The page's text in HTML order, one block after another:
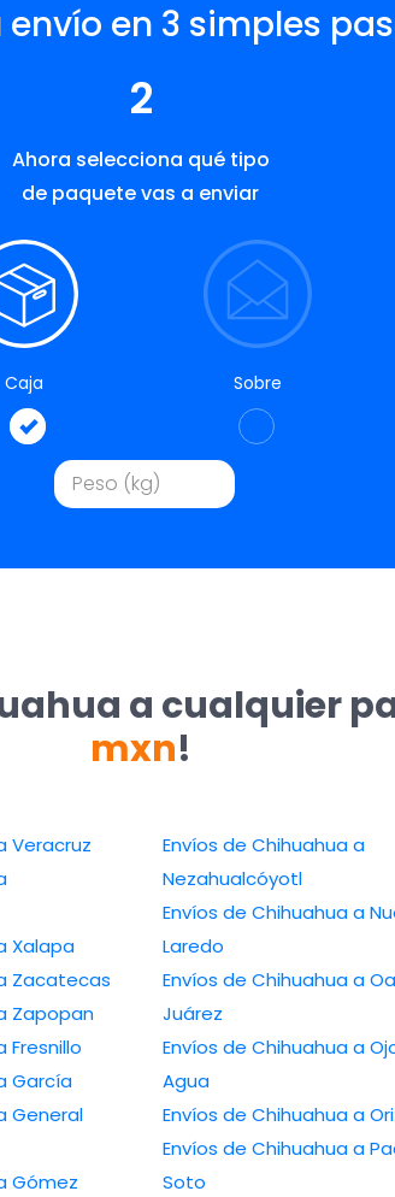
en 3 simples
2
Ahora selecciona qué tipo
de paquete vas a enviar
Caja Sobre
a cualquier
mxn!
de Chihuahua a Veracruz
de Chihuahua a Xalapa
de Chihuahua a Zacatecas
de Chihuahua a Zapopan
de Chihuahua a Fresnillo
de Chihuahua a García
Envíos de Chihuahua a
Nezahualcóyotl
Envíos de Chihuahua a Nuevo
Laredo
Envíos de Chihuahua a Oaxaca de
Juárez
Envíos de Chihuahua a Ojo de
Agua
Envíos de
Envíos de Chihuahua a Pachuca de
Soto